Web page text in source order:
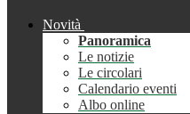
Novità
Panoramica
Le notizie
Le circolari
Calendario eventi
Albo online